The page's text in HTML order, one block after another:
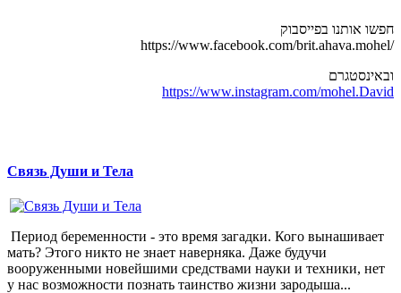
חפשו אותנו בפייסבוק
https://www.facebook.com/brit.ahava.mohel/
ובאינסטגרם
https://www.instagram.com/mohel.David
Связь Души и Тела
Период беременности - это время загадки. Кого вынашивает
мать? Этого никто не знает наверняка. Даже будучи
вооруженными новейшими средствами науки и техники, нет
у нас возможности познать таинство жизни зародыша...